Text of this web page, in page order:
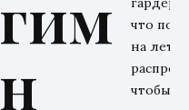
гим
н
что
на
чтобы